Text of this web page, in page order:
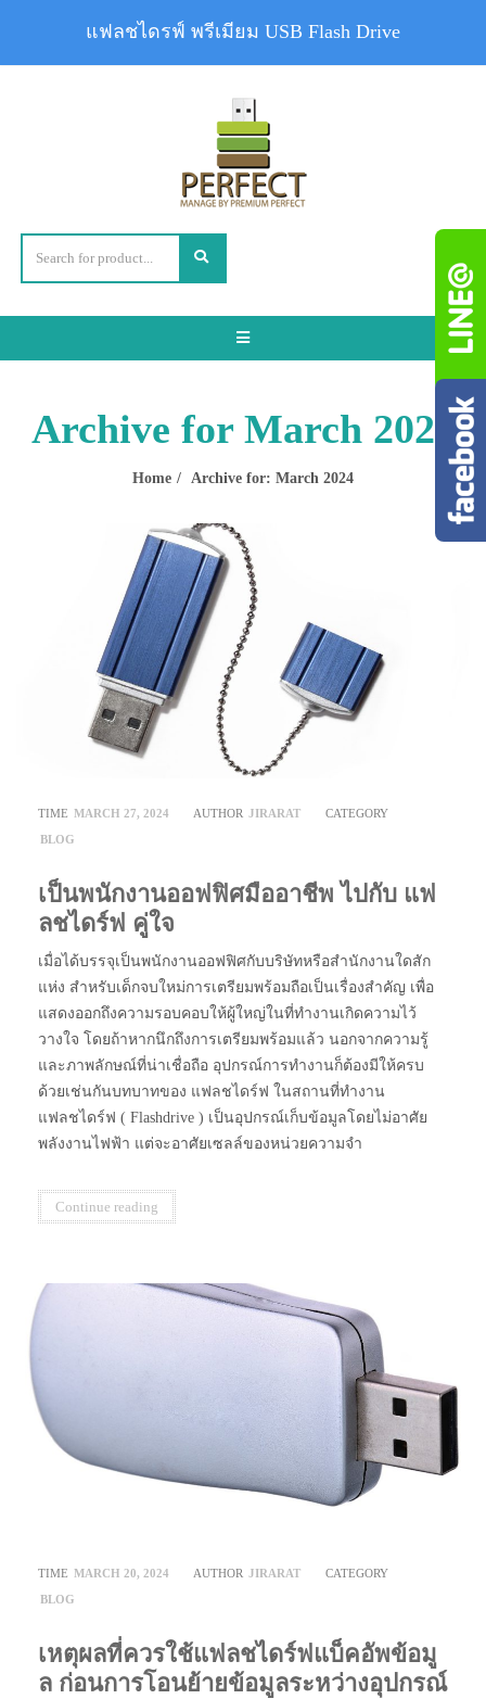
Toggle
Archive for March 2024
Home Archive for: March 2024
TIME MARCH 27, 2024 AUTHOR JIRARAT
CATEGORY
BLOG
เป็นพนักงานออฟฟิศมืออาชีพ ไปกับ แฟ
ลชไดร์ฟ คู่ใจ
เมื่อได้บรรจุเป็นพนักงานออฟฟิศกับบริษัทหรือสำนักงานใดสัก
แห่ง สำหรับเด็กจบใหม่การเตรียมพร้อมถือเป็นเรื่องสำคัญ เพื่อ
แสดงออกถึงความรอบคอบให้ผู้ใหญ่ในที่ทำงานเกิดความไว้
วางใจ โดยถ้าหากนึกถึงการเตรียมพร้อมแล้ว นอกจากความรู้
และภาพลักษณ์ที่น่าเชื่อถือ อุปกรณ์การทำงานก็ต้องมีให้ครบ
ด้วยเช่นกันบทบาทของ แฟลชไดร์ฟ ในสถานที่ทำงาน
แฟลชไดร์ฟ ( Flashdrive ) เป็นอุปกรณ์เก็บข้อมูลโดยไม่อาศัย
พลังงานไฟฟ้า แต่จะอาศัยเซลล์ของหน่วยความจำ
Continue reading
TIME MARCH 20, 2024 AUTHOR JIRARAT
CATEGORY
BLOG
เหตุผลที่ควรใช้แฟลชไดร์ฟแบ็คอัพข้อมู
ล ก่อนการโอนย้ายข้อมูลระหว่างอุปกรณ์
แฟลชไดรฟ์ พรีเมียม USB Flash Drive